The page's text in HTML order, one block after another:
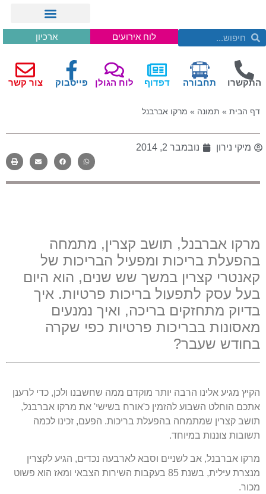
לוח אירועים ארכיון
התקשרו תחבורה דפדוף לוח הגולן פייסבוק צור קשר
דף הבית » תמונה » מרקו אברבנל
מיקי נירון נובמבר 2, 2014
מרקו אברבנל, תושב קצרין, מתמחה
בהפעלת בריכות ומפעיל הבריכות של
קאנטרי קצרין במשך שש שנים, הוא היום
בעל עסק לתפעול בריכות פרטיות. איך
בדיוק מתחזקים בריכה, ואיך נמנעים
מאסונות בבריכות פרטיות כפי שקרה
בחודש שעבר?
הקיץ מגיע אלינו הרבה יותר מוקדם ממה שחשבנו ולכן, כדי לרענן
אתכם הוחלט השבוע להזמין כ'אורח בשישי' את מרקו אברבנל,
תושב קצרין שמתמחה בהפעלת בריכות. הפעם, זכינו לכמה
תשובות צוננות במיוחד.
מרקו אברבנל, אב לשניים וסבא לארבעה נכדים, הגיע לקצרין
מנצרת עילית, בשנת 85 בעקבות השירות הצבאי ומאז הוא פשוט
מכור.